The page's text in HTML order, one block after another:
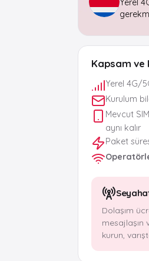
Yerel
Kapsam ve
Yerel 4G/
Kurulum
Mevcut
aynı kalır
Paket
Dolaşım
mesajlaşın
kurun,